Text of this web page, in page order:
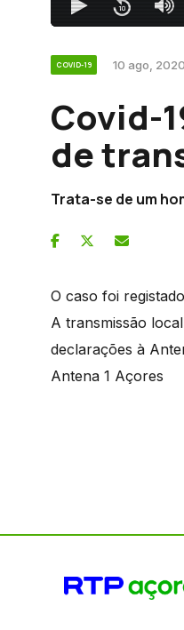
COVID-19 10 ago,
Covid-
de
Trata-se de um
O caso foi
A transmissão
declarações à
Antena 1 Açores